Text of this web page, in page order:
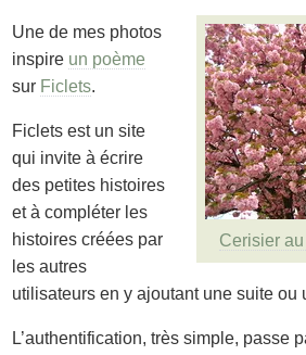
Cerisier
Une de mes photos
inspire un poème
sur Ficlets.
Ficlets est un site
qui invite à écrire
des petites histoires
et à compléter les
histoires créées par
les autres
utilisateurs en y ajoutant une suite ou
L’authentification, très simple, passe